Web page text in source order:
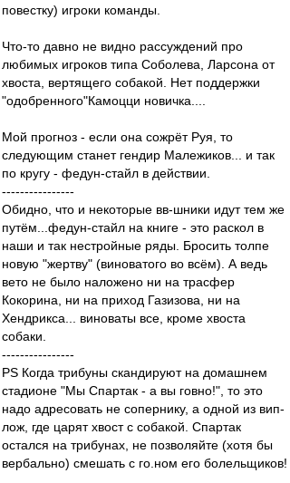
повестку) игроки команды.
Что-то давно не видно рассуждений про
любимых игроков типа Соболева, Ларсона от
хвоста, вертящего собакой. Нет поддержки
"одобренного"Камоцци новичка....
Мой прогноз - если она сожрёт Руя, то
следующим станет гендир Малежиков... и так
по кругу - федун-стайл в действии.
----------------
Обидно, что и некоторые вв-шники идут тем же
путём...федун-стайл на книге - это раскол в
наши и так нестройные ряды. Бросить толпе
новую "жертву" (виноватого во всём). А ведь
вето не было наложено ни на трасфер
Кокорина, ни на приход Газизова, ни на
Хендрикса... виноваты все, кроме хвоста
собаки.
----------------
PS Когда трибуны скандируют на домашнем
стадионе "Мы Спартак - а вы говно!", то это
надо адресовать не сопернику, а одной из вип-
лож, где царят хвост с собакой. Спартак
остался на трибунах, не позволяйте (хотя бы
вербально) смешать с го.ном его болельщиков!